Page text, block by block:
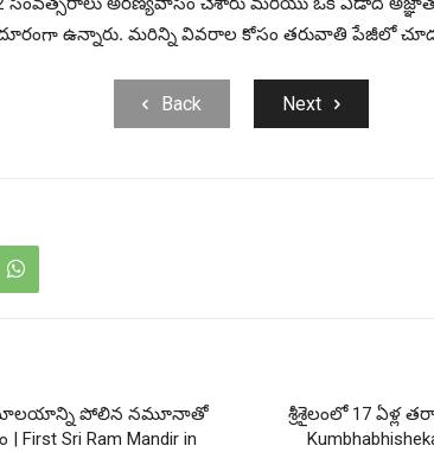
ఉన్నారు. మరిన్ని వివరాల కోసం తరువాతి పేజీలో
Back Next
పోలిన నమూనాతో
Sri Ram Mandir in
శ్రీశైలంలో 17 ఏళ్ల